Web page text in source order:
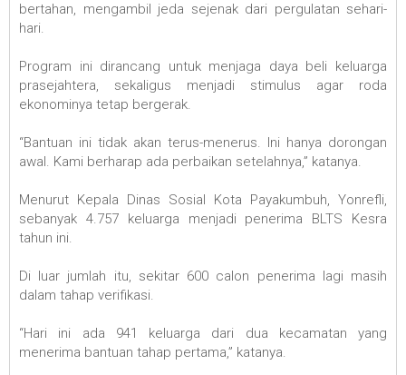
bertahan, mengambil jeda sejenak dari pergulatan sehari-
hari.
Program ini dirancang untuk menjaga daya beli keluarga
prasejahtera, sekaligus menjadi stimulus agar roda
ekonominya tetap bergerak.
“Bantuan ini tidak akan terus-menerus. Ini hanya dorongan
awal. Kami berharap ada perbaikan setelahnya,” katanya.
Menurut Kepala Dinas Sosial Kota Payakumbuh, Yonrefli,
sebanyak 4.757 keluarga menjadi penerima BLTS Kesra
tahun ini.
Di luar jumlah itu, sekitar 600 calon penerima lagi masih
dalam tahap verifikasi.
“Hari ini ada 941 keluarga dari dua kecamatan yang
menerima bantuan tahap pertama,” katanya.